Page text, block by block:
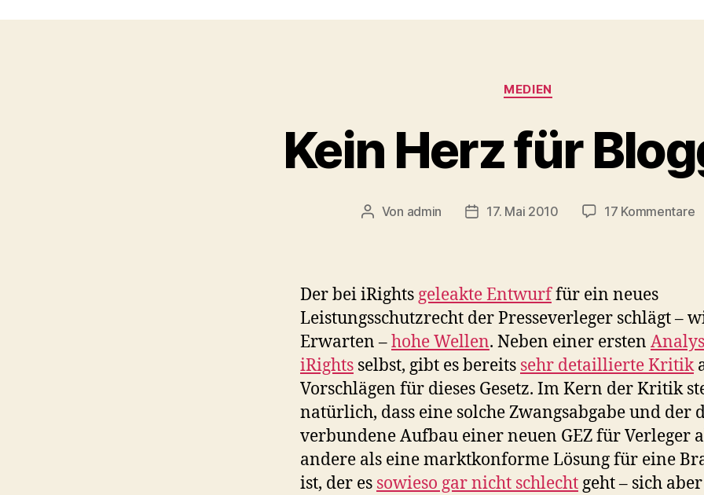
Kategorien
MEDIEN
Kein Herz für
Beitragsautor
Von admin Veröffentlichungsdatum
17. Mai 2010 17 Kommentarezu
Der bei iRights geleakte Entwurffür ein neues
Leistungsschutzrecht der Presseverleger schlägt –
Erwarten –hohe Wellen. Neben einer ersten
iRights selbst, gibt es bereits sehr detaillierte Kritik
Vorschlägen für dieses Gesetz. Im Kern der Kritik
natürlich, dass eine solche Zwangsabgabe und der
verbundene Aufbau einer neuen GEZ für Verleger
andere als eine marktkonforme Lösung für eine
ist, der es sowieso gar nicht schlecht geht – sich